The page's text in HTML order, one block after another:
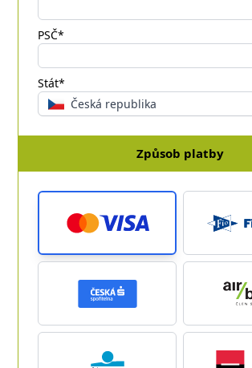
PSČ*
Stát*
Česká republika
Způsob platby